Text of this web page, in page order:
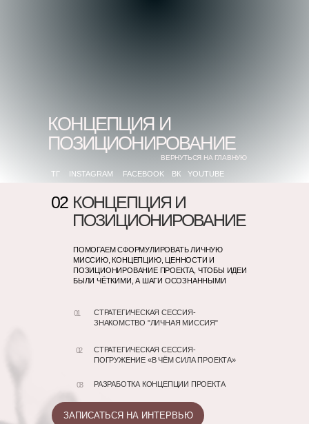
КОНЦЕПЦИЯ И
ПОЗИЦИОНИРОВАНИЕ
FACEBOOK
INSTAGRAM
ТГ ВК YOUTUBE
ВЕРНУТЬСЯ НА ГЛАВНУЮ
ЗАПИСАТЬСЯ НА ИНТЕРВЬЮ
КОНЦЕПЦИЯ И
ПОЗИЦИОНИРОВАНИЕ
02
СТРАТЕГИЧЕСКАЯ СЕССИЯ-
ЗНАКОМСТВО "ЛИЧНАЯ МИССИЯ"
01
02
03
СТРАТЕГИЧЕСКАЯ СЕССИЯ-
ПОГРУЖЕНИЕ «В ЧЁМ СИЛА ПРОЕКТА»
РАЗРАБОТКА КОНЦЕПЦИИ ПРОЕКТА
ПОМОГАЕМ СФОРМУЛИРОВАТЬ ЛИЧНУЮ
МИССИЮ, КОНЦЕПЦИЮ, ЦЕННОСТИ И
ПОЗИЦИОНИРОВАНИЕ ПРОЕКТА, ЧТОБЫ ИДЕИ
БЫЛИ ЧЁТКИМИ, А ШАГИ ОСОЗНАННЫМИ